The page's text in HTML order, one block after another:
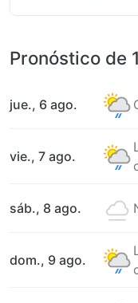
Pronóstico de
jue., 6 ago.
vie., 7 ago.
sáb., 8 ago.
dom., 9 ago.